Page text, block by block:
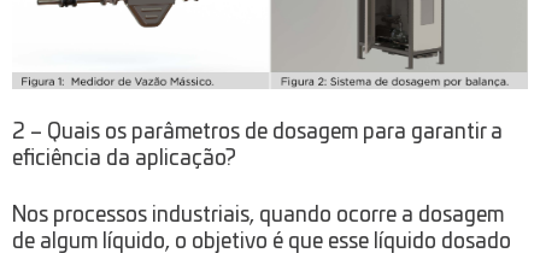
2 – Quais os parâmetros de dosagem para garantir a
eficiência da aplicação?
Nos processos industriais, quando ocorre a dosagem
de algum líquido, o objetivo é que esse líquido dosado